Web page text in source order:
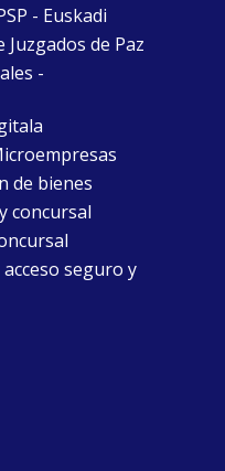
- Euskadi
de Paz
-
de bienes
concursal
seguro y